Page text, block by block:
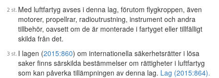
Med luftfartyg avses i denna lag, förutom flygkroppen, även
motorer, propellrar, radioutrustning, instrument och andra
tillbehör, oavsett om de är monterade i fartyget eller tillfälligt
skilda från det.
I lagen (2015:860) om internationella säkerhetsrätter i lösa
saker finns särskilda bestämmelser om rättigheter i luftfartyg
som kan påverka tillämpningen av denna lag. Lag (2015:864).